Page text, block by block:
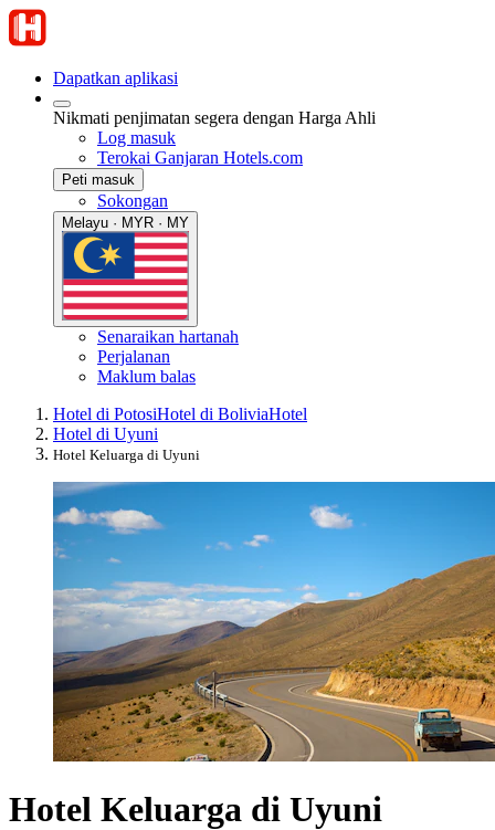
Dapatkan aplikasi
Nikmati penjimatan segera dengan Harga Ahli
Log masuk
Terokai Ganjaran Hotels.com
Peti masuk
Sokongan
Melayu · MYR · MY
Senaraikan hartanah
Perjalanan
Maklum balas
Hotel di PotosiHotel di BoliviaHotel
Hotel di Uyuni
Hotel Keluarga di Uyuni
Hotel Keluarga di Uyuni